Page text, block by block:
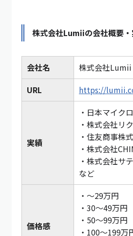
株式会社Lumiiの会社概要
会社名
株式会社Lumii
URL
https://
実績
・日本マイク
・株式会社リ
・住友商事株
・株式会社
・株式会社サ
など
価格感
・〜29万円
・30〜49万円
・50〜99万円
・100〜199万